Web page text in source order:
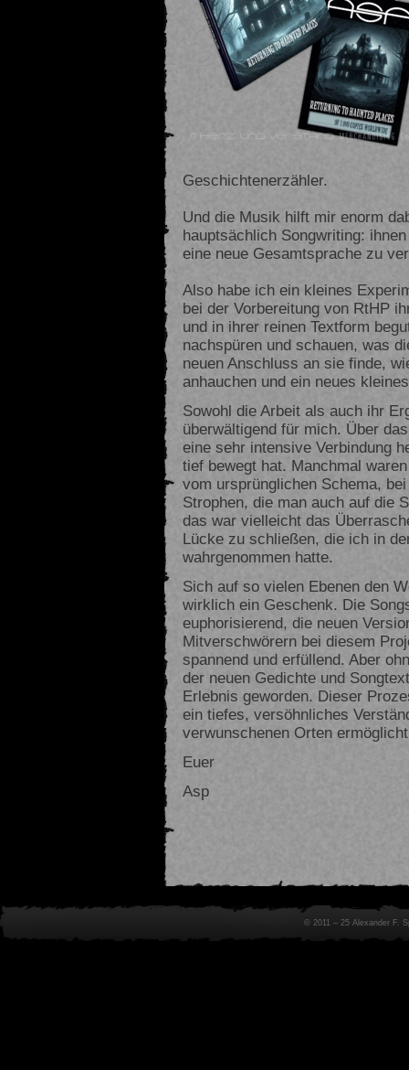
Geschichtenerzähler.
Und die Musik hilft mir enorm
hauptsächlich Songwriting:
eine neue Gesamtsprache zu
Also habe ich ein kleines
bei der Vorbereitung von RtHP
und in ihrer reinen Textform
nachspüren und schauen, was
neuen Anschluss an sie finde,
anhauchen und ein neues
Sowohl die Arbeit als auch ihr
überwältigend für mich. Über
eine sehr intensive Verbindung
tief bewegt hat. Manchmal
vom ursprünglichen Schema,
Strophen, die man auch auf die
das war vielleicht das
Lücke zu schließen, die ich in
wahrgenommen hatte.
Sich auf so vielen Ebenen den
wirklich ein Geschenk. Die
euphorisierend, die neuen
Mitverschwörern bei diesem
spannend und erfüllend. Aber
der neuen Gedichte und
Erlebnis geworden. Dieser
ein tiefes, versöhnliches
verwunschenen Orten
Euer
Asp
© 2011 – 25 Alexander F.